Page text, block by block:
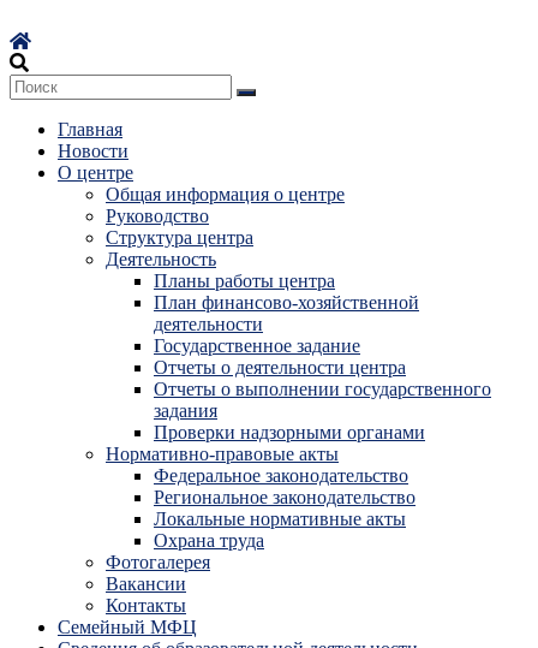
к
содержимому
Главная
Новости
О центре
Общая информация о центре
Руководство
Структура центра
Деятельность
Планы работы центра
План финансово-хозяйственной
деятельности
Государственное задание
Отчеты о деятельности центра
Отчеты о выполнении государственного
задания
Проверки надзорными органами
Нормативно-правовые акты
Федеральное законодательство
Региональное законодательство
Локальные нормативные акты
Охрана труда
Фотогалерея
Вакансии
Контакты
Семейный МФЦ